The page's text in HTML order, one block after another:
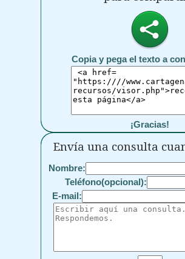
Copia y pega el texto a
¡Gracias!
Envía una consulta
Nombre:
Teléfono(opcional):
E-mail: